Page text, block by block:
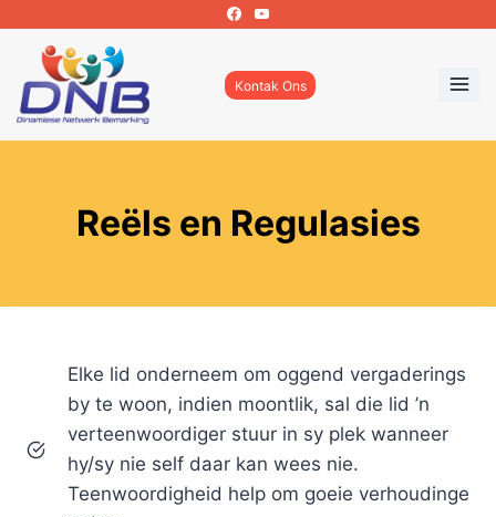
content
Kontak Ons
Reëls en Regulasies
Elke lid onderneem om oggend vergaderings
by te woon, indien moontlik, sal die lid ’n
verteenwoordiger stuur in sy plek wanneer
hy/sy nie self daar kan wees nie.
Teenwoordigheid help om goeie verhoudinge